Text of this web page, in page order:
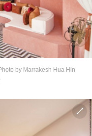
by Marrakesh Hua Hin